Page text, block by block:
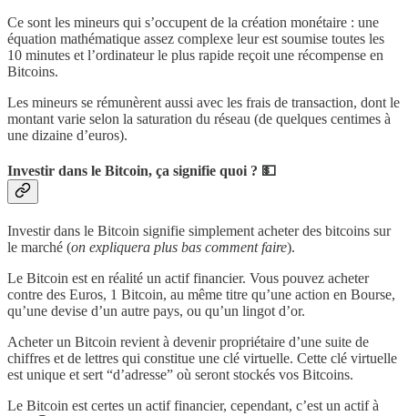
Ce sont les mineurs qui s’occupent de la création monétaire : une
équation mathématique assez complexe leur est soumise toutes les
10 minutes et l’ordinateur le plus rapide reçoit une récompense en
Bitcoins.
Les mineurs se rémunèrent aussi avec les frais de transaction, dont le
montant varie selon la saturation du réseau (de quelques centimes à
une dizaine d’euros).
Investir dans le Bitcoin, ça signifie quoi ? 💵
Investir dans le Bitcoin signifie simplement acheter des bitcoins sur
le marché (on expliquera plus bas comment faire).
Le Bitcoin est en réalité un actif financier. Vous pouvez acheter
contre des Euros, 1 Bitcoin, au même titre qu’une action en Bourse,
qu’une devise d’un autre pays, ou qu’un lingot d’or.
Acheter un Bitcoin revient à devenir propriétaire d’une suite de
chiffres et de lettres qui constitue une clé virtuelle. Cette clé virtuelle
est unique et sert “d’adresse” où seront stockés vos Bitcoins.
Le Bitcoin est certes un actif financier, cependant, c’est un actif à